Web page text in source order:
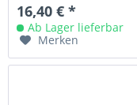
16,40 € *
Ab Lager lieferbar
Merken